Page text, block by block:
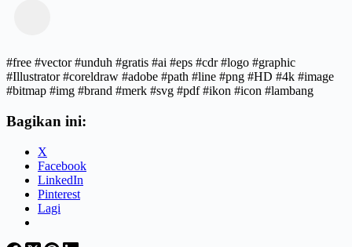
#free #vector #unduh #gratis #ai #eps #cdr #logo #graphic
#Illustrator #coreldraw #adobe #path #line #png #HD #4k #image
#bitmap #img #brand #merk #svg #pdf #ikon #icon #lambang
Bagikan ini:
X
Facebook
LinkedIn
Pinterest
Lagi